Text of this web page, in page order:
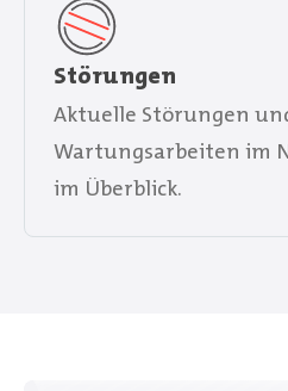
Störungen
Aktuelle Störungen
Wartungsarbeiten im
im Überblick.